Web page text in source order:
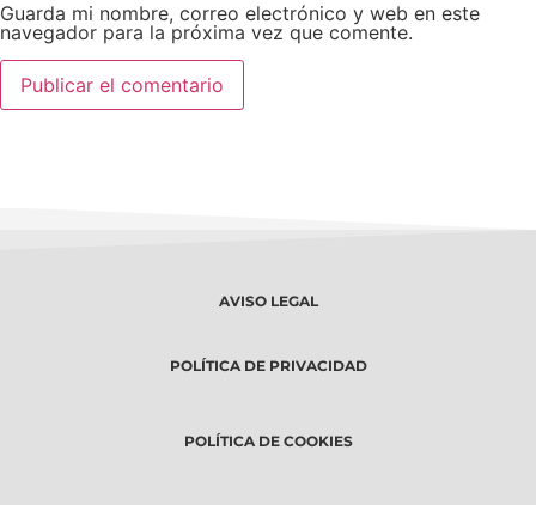
Guarda mi nombre, correo electrónico y web en este
navegador para la próxima vez que comente.
AVISO LEGAL
POLÍTICA DE PRIVACIDAD
POLÍTICA DE COOKIES